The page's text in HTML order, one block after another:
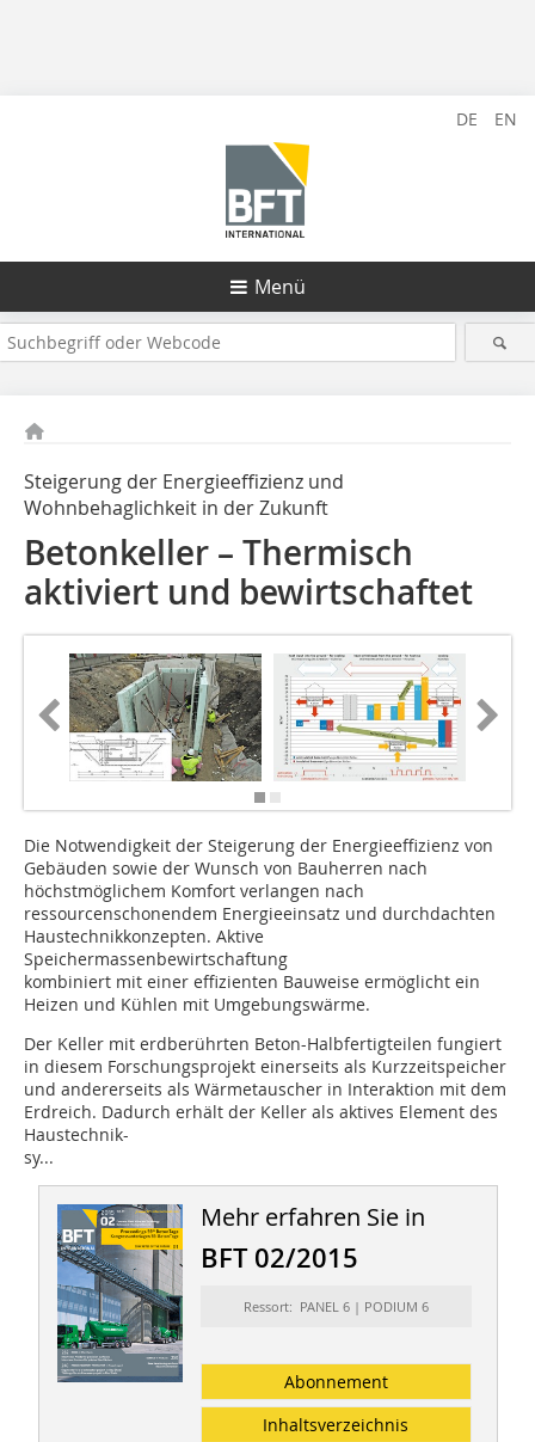
DE EN
Menü
Steigerung der Energieeffizienz und
Wohnbehaglichkeit in der Zukunft
Betonkeller – Thermisch
aktiviert und bewirtschaftet
Die Notwendigkeit der Steigerung der Energieeffizienz von
Gebäuden sowie der Wunsch von Bauherren nach
höchstmöglichem Komfort verlangen nach
ressourcenschonendem Energieeinsatz und durchdachten
Haustechnikkonzepten. Aktive
Speichermassenbewirtschaftung
kombiniert mit einer effizienten Bauweise ermöglicht ein
Heizen und Kühlen mit Umgebungs­wärme.
Der Keller mit erdberührten Beton-Halbfertigteilen fungiert
in diesem Forschungsprojekt einerseits als Kurzzeitspeicher
und andererseits als Wärmetauscher in Interaktion mit dem
Erdreich. Dadurch erhält der Keller als aktives Element des
Haustechnik-
sy...
Mehr erfahren Sie in
BFT 02/2015
Ressort: PANEL 6 | PODIUM 6
Abonnement
Inhaltsverzeichnis